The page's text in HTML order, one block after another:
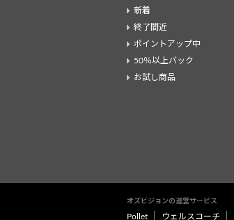
新着
終了間近
ポイントアップ中
50％以上バック
お試し商品
オズビジョンの運営サービス
Pollet ウェルスコーチ